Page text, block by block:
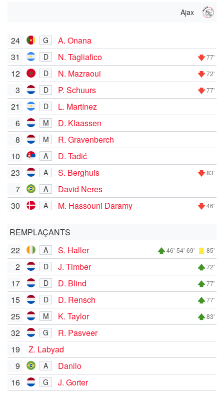
Ajax
24 G
A. Onana
31
D N. Tagliafico 77'
12 D N. Mazraoui 72'
3 D P. Schuurs 77'
21 D
L. Martínez
6
M
D. Klaassen
8
M
R. Gravenberch
10
A
D. Tadić
23
A S. Berghuis 83'
7 A
David Neres
30
A M. Hassouni Daramy 46'
REMPLAÇANTS
22
A S. Haller 46' 54' 69' 85'
2 D J. Timber 72'
17 D D. Blind 77'
15 D D. Rensch 77'
25 M K. Taylor 83'
32 G
R. Pasveer
19
Z. Labyad
9
A
Danilo
16
G J. Gorter